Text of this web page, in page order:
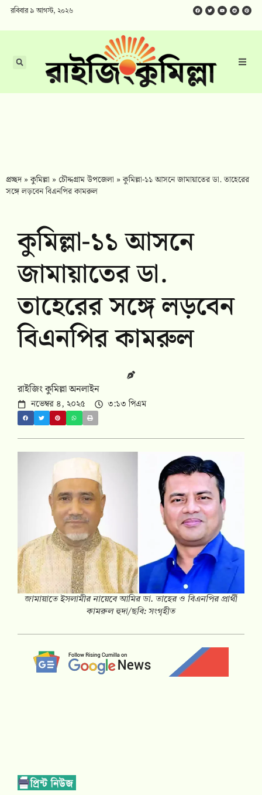
রবিবার ৯ আগস্ট, ২০২৬
প্রচ্ছদ»কুমিল্লা » চৌদ্দগ্রাম উপজেলা »কুমিল্লা-১১ আসনে জামায়াতের ডা. তাহেরের
সঙ্গে লড়বেন বিএনপির কামরুল
কুমিল্লা-১১ আসনে
জামায়াতের ডা.
তাহেরের সঙ্গে লড়বেন
বিএনপির কামরুল
রাইজিং কুমিল্লা অনলাইন
নভেম্বর ৪, ২০২৫ ৩:১৩ পিএম
জামায়াতে ইসলামীর নায়েবে আমির ডা. তাহের ও বিএনপির প্রার্থী
কামরুল হুদা/ছবি: সংগৃহীত